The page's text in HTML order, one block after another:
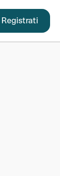
Registrati